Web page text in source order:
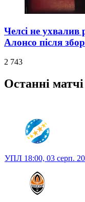
Челсі не
Алонсо після
2 743
Останні
УПЛ 18:00, 03 серп.